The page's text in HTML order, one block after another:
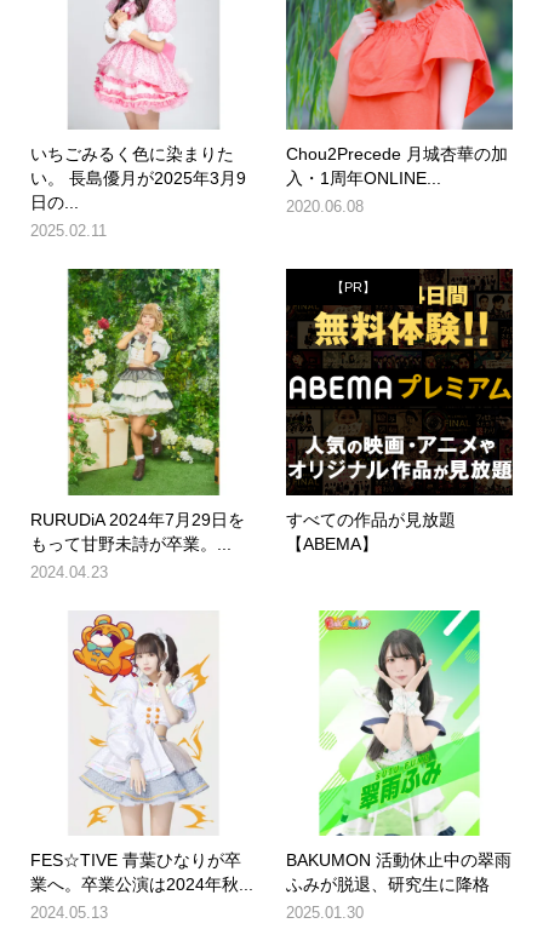
いちごみるく色に染まりた
い。 長島優月が2025年3月9
日の...
2025.02.11
Chou2Precede 月城杏華の加
入・1周年ONLINE...
2020.06.08
RURUDiA 2024年7月29日を
もって甘野未詩が卒業。...
2024.04.23
【PR】
すべての作品が見放題
【ABEMA】
FES☆TIVE 青葉ひなりが卒
業へ。卒業公演は2024年秋...
2024.05.13
BAKUMON 活動休止中の翠雨
ふみが脱退、研究生に降格
2025.01.30